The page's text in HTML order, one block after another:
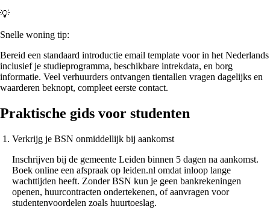
💡
Snelle woning tip:
Bereid een standaard introductie email template voor in het Nederlands
inclusief je studieprogramma, beschikbare intrekdata, en borg
informatie. Veel verhuurders ontvangen tientallen vragen dagelijks en
waarderen beknopt, compleet eerste contact.
Praktische gids voor studenten
Verkrijg je BSN onmiddellijk bij aankomst
Inschrijven bij de gemeente Leiden binnen 5 dagen na aankomst.
Boek online een afspraak op leiden.nl omdat inloop lange
wachttijden heeft. Zonder BSN kun je geen bankrekeningen
openen, huurcontracten ondertekenen, of aanvragen voor
studentenvoordelen zoals huurtoeslag.